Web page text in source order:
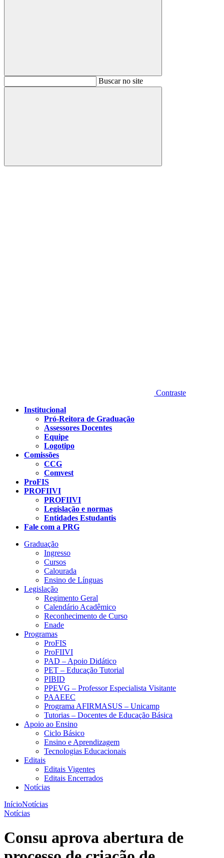
BuscarBuscar no site
Buscar
Contraste
Institucional
Pró-Reitora de Graduação
Assessores Docentes
Equipe
Logotipo
Comissões
CCG
Comvest
ProFIS
PROFIIVI
PROFIIVI
Legislação e normas
Entidades Estudantis
Fale com a PRG
Graduação
Ingresso
Cursos
Calourada
Ensino de Línguas
Legislação
Regimento Geral
Calendário Acadêmico
Reconhecimento de Curso
Enade
Programas
ProFIS
ProFIIVI
PAD – Apoio Didático
PET – Educação Tutorial
PIBID
PPEVG – Professor Especialista Visitante
PAAEEC
Programa AFIRMASUS – Unicamp
Tutorias – Docentes de Educação Básica
Apoio ao Ensino
Ciclo Básico
Ensino e Aprendizagem
Tecnologias Educacionais
Editais
Editais Vigentes
Editais Encerrados
Notícias
InícioNotícias
Notícias
Consu aprova abertura de